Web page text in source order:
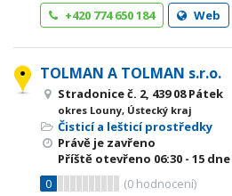
+420 774 650 184
Web
TOLMAN A TOLMAN s.r.o.
Stradonice č. 2, 439 08 Pátek
okres Louny, Ústecký kraj
Čisticí a lešticí prostředky
Právě je zavřeno
Příště otevřeno 06:30 - 15 dne
0
(0 hodnocení)